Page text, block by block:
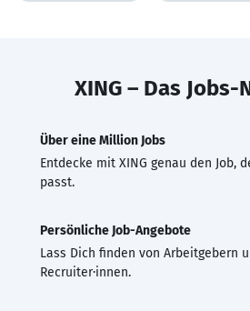
XING – Das
Über eine Million Jobs
Entdecke mit XING genau den Job,
passt.
Persönliche Job-Angebote
Lass Dich finden von Arbeitgebern
Recruiter·innen.